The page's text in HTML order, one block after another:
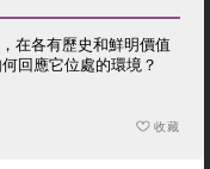
在各有歷史和鮮明價值
回應它位處的環境？
收藏